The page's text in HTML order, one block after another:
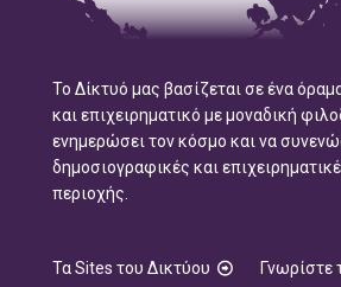
Το Δίκτυό μας βασίζεται σε ένα
και επιχειρηματικό με μοναδική
ενημερώσει τον κόσμο και να
δημοσιογραφικές και
περιοχής.
Τα Sites του Δικτύου Γνωρίστε